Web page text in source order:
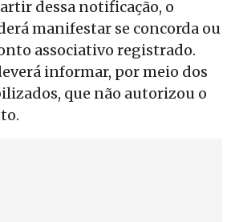
dessa notificação, o
manifestar se concorda ou
associativo registrado.
informar, por meio dos
que não autorizou o